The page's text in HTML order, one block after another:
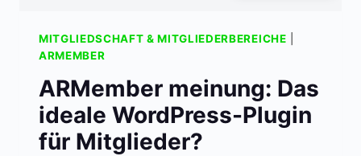
MITGLIEDSCHAFT & MITGLIEDERBEREICHE
ARMEMBER
ARMember meinung: Das
ideale WordPress-Plugin
für Mitglieder?